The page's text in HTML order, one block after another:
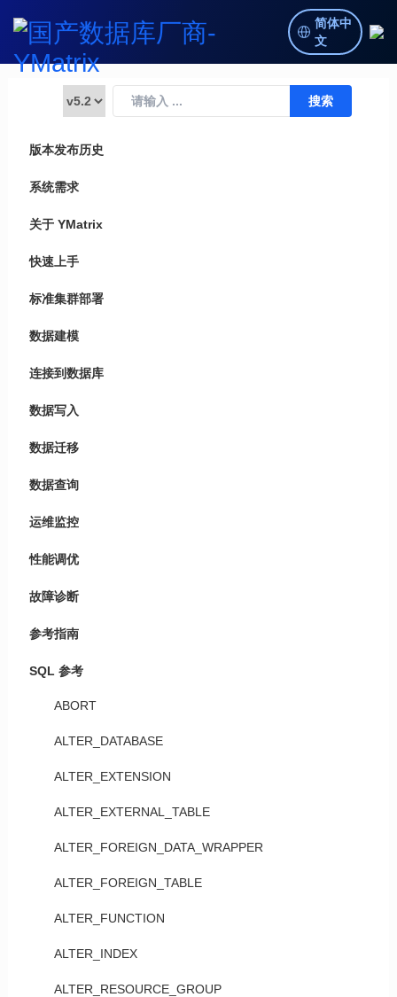
简体中
文
版本发布历史
系统需求
关于 YMatrix
快速上手
标准集群部署
数据建模
连接到数据库
数据写入
数据迁移
数据查询
运维监控
性能调优
故障诊断
参考指南
SQL 参考
ABORT
ALTER_DATABASE
ALTER_EXTENSION
ALTER_EXTERNAL_TABLE
ALTER_FOREIGN_DATA_WRAPPER
ALTER_FOREIGN_TABLE
ALTER_FUNCTION
ALTER_INDEX
ALTER_RESOURCE_GROUP